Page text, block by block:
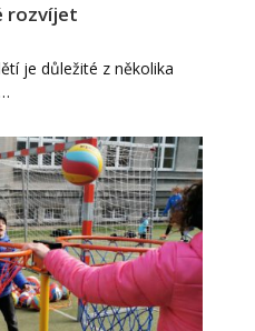
rozvíjet
je důležité z několika